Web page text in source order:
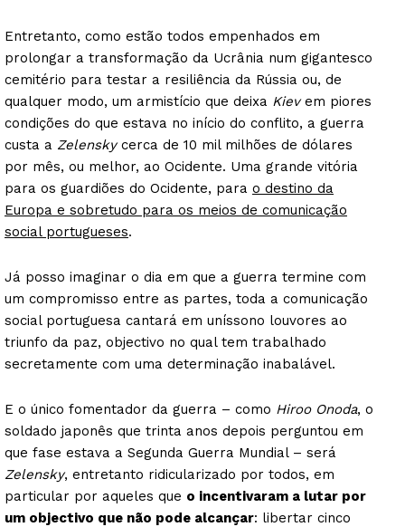
Guimarães, agora!
SUBSCREVA JÁ!
Institucional
Artigos
Europa
Grande Entrevista
Publicidade
Quero ser Assinante
Entretanto, como estão todos empenhados em
prolongar a transformação da Ucrânia num gigantesco
cemitério para testar a resiliência da Rússia ou, de
qualquer modo, um armistício que deixa Kievem piores
condições do que estava no início do conflito, a guerra
custa a Zelenskycerca de 10 mil milhões de dólares
por mês, ou melhor, ao Ocidente. Uma grande vitória
para os guardiões do Ocidente, para o destino da
Europa e sobretudo para os meios de comunicação
social portugueses.
Já posso imaginar o dia em que a guerra termine com
um compromisso entre as partes, toda a comunicação
social portuguesa cantará em uníssono louvores ao
triunfo da paz, objectivo no qual tem trabalhado
secretamente com uma determinação inabalável.
E o único fomentador da guerra – como Hiroo Onoda, o
soldado japonês que trinta anos depois perguntou em
que fase estava a Segunda Guerra Mundial – será
Zelensky, entretanto ridicularizado por todos, em
particular por aqueles que o incentivaram a lutar por
um objectivo que não pode alcançar: libertar cinco